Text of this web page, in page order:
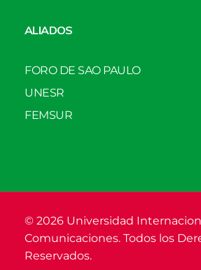
ALIADOS
FORO DE SAO PAULO
UNESR
FEMSUR
© 2026 Universidad
Comunicaciones. Todos los
Reservados.